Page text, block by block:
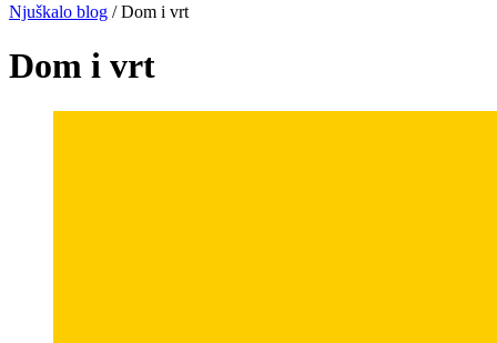
Njuškalo blog / Dom i vrt
Dom i vrt